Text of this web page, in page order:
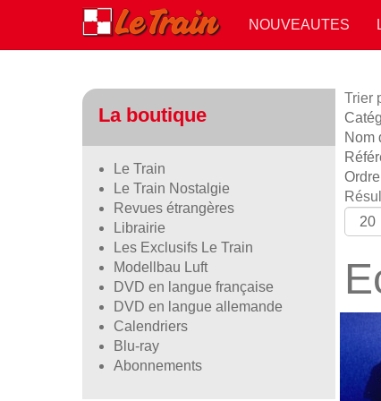
NOUVEAUTES
Trier
Nom
Ordre
La boutique
Le Train
Le Train Nostalgie
Revues étrangères
Librairie
Les Exclusifs Le Train
Modellbau Luft
DVD en langue française
DVD en langue allemande
Calendriers
Blu-ray
Abonnements